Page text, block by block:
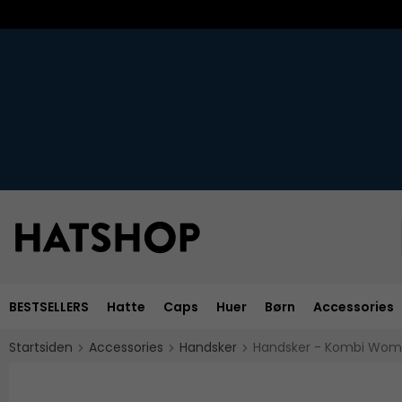
BESTSELLERS Hatte Caps Huer Børn Accessories
Startsiden Accessories Handsker Handsker - Kombi